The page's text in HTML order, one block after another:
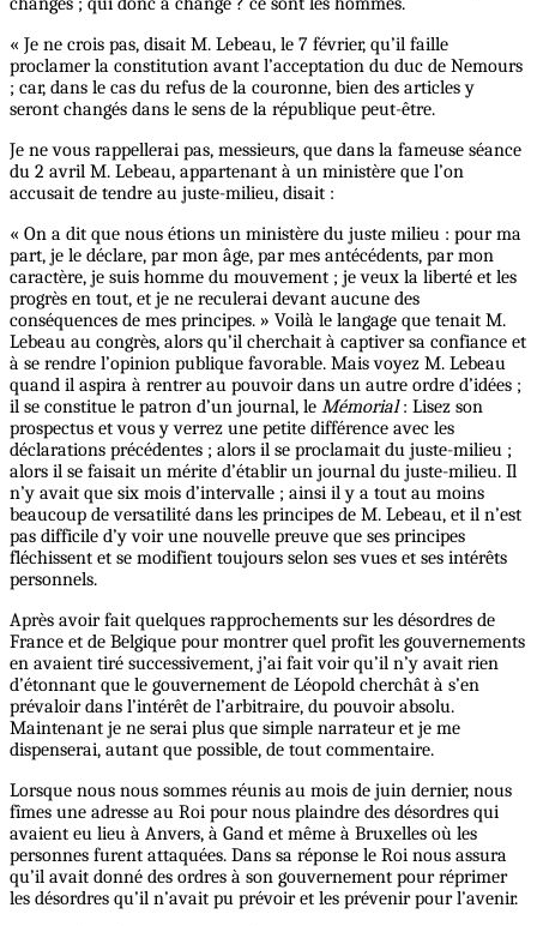
« Je ne crois pas, disait M. Lebeau, le 7 février, qu’il faille
proclamer la constitution avant l’acceptation du duc de Nemours
; car, dans le cas du refus de la couronne, bien des articles y
seront changés dans le sens de la république peut-être.
Je ne vous rappellerai pas, messieurs, que dans la fameuse séance
du 2 avril M. Lebeau, appartenant à un ministère que l’on
accusait de tendre au juste-milieu, disait :
« On a dit que nous étions un ministère du juste milieu : pour ma
part, je le déclare, par mon âge, par mes antécédents, par mon
caractère, je suis homme du mouvement ; je veux la liberté et les
progrès en tout, et je ne reculerai devant aucune des
conséquences de mes principes. » Voilà le langage que tenait M.
Lebeau au congrès, alors qu’il cherchait à captiver sa confiance et
à se rendre l’opinion publique favorable. Mais voyez M. Lebeau
quand il aspira à rentrer au pouvoir dans un autre ordre d’idées ;
il se constitue le patron d’un journal, le Mémorial: Lisez son
prospectus et vous y verrez une petite différence avec les
déclarations précédentes ; alors il se proclamait du juste-milieu ;
alors il se faisait un mérite d’établir un journal du juste-milieu. Il
n’y avait que six mois d’intervalle ; ainsi il y a tout au moins
beaucoup de versatilité dans les principes de M. Lebeau, et il n’est
pas difficile d’y voir une nouvelle preuve que ses principes
fléchissent et se modifient toujours selon ses vues et ses intérêts
personnels.
Après avoir fait quelques rapprochements sur les désordres de
France et de Belgique pour montrer quel profit les gouvernements
en avaient tiré successivement, j’ai fait voir qu’il n’y avait rien
d’étonnant que le gouvernement de Léopold cherchât à s’en
prévaloir dans l’intérêt de l’arbitraire, du pouvoir absolu.
Maintenant je ne serai plus que simple narrateur et je me
dispenserai, autant que possible, de tout commentaire.
Lorsque nous nous sommes réunis au mois de juin dernier, nous
fîmes une adresse au Roi pour nous plaindre des désordres qui
avaient eu lieu à Anvers, à Gand et même à Bruxelles où les
personnes furent attaquées. Dans sa réponse le Roi nous assura
qu’il avait donné des ordres à son gouvernement pour réprimer
les désordres qu’il n’avait pu prévoir et les prévenir pour l’avenir.